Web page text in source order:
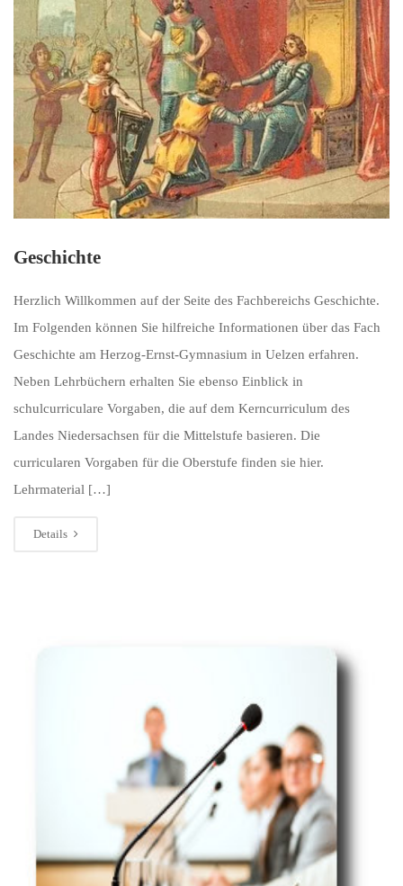
Geschichte
Herzlich Willkommen auf der Seite des Fachbereichs Geschichte.
Im Folgenden können Sie hilfreiche Informationen über das Fach
Geschichte am Herzog-Ernst-Gymnasium in Uelzen erfahren.
Neben Lehrbüchern erhalten Sie ebenso Einblick in
schulcurriculare Vorgaben, die auf dem Kerncurriculum des
Landes Niedersachsen für die Mittelstufe basieren. Die
curricularen Vorgaben für die Oberstufe finden sie hier.
Lehrmaterial […]
Details